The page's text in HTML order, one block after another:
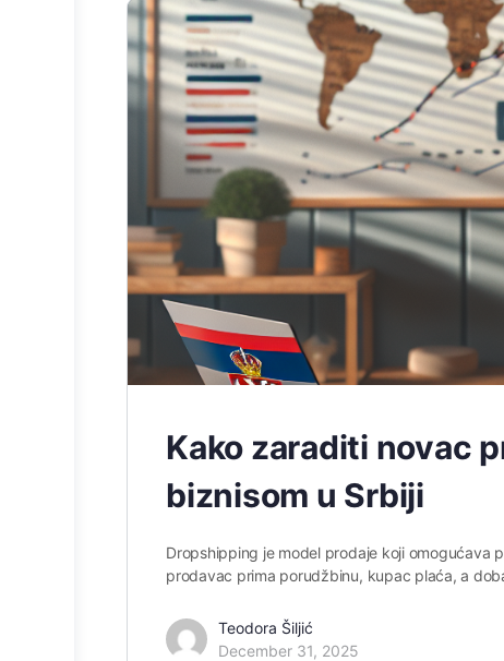
Kako zaraditi novac
biznisom u Srbiji
Dropshipping je model prodaje koji
prodavac prima porudžbinu, kupac plaća, a
Teodora Šiljić
December 31, 2025